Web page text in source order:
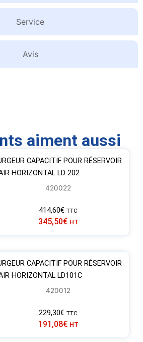
Service
Avis
aiment aussi
CAPACITIF POUR RÉSERVOIR
HORIZONTAL LD 202
420022
414,60€ TTC
345,50€ HT
CAPACITIF POUR RÉSERVOIR
HORIZONTAL LD101C
420012
229,30€ TTC
191,08€ HT